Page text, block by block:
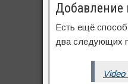
Добавление
Есть ещё
два следующих